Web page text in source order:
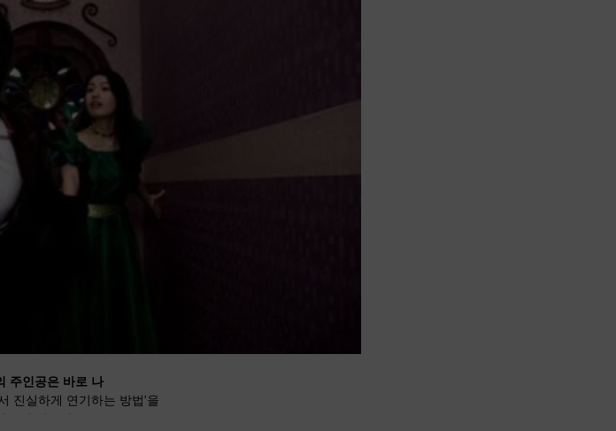
주인공은 바로 나
진실하게 연기하는 방법'을
르게 배우자!